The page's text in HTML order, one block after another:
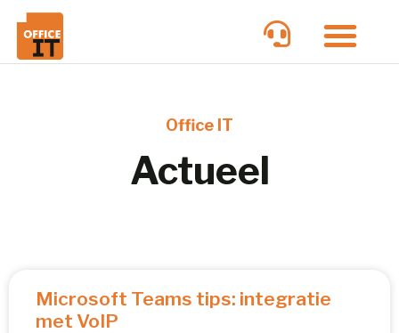
Office IT
Actueel
Microsoft Teams tips: integratie
met VoIP